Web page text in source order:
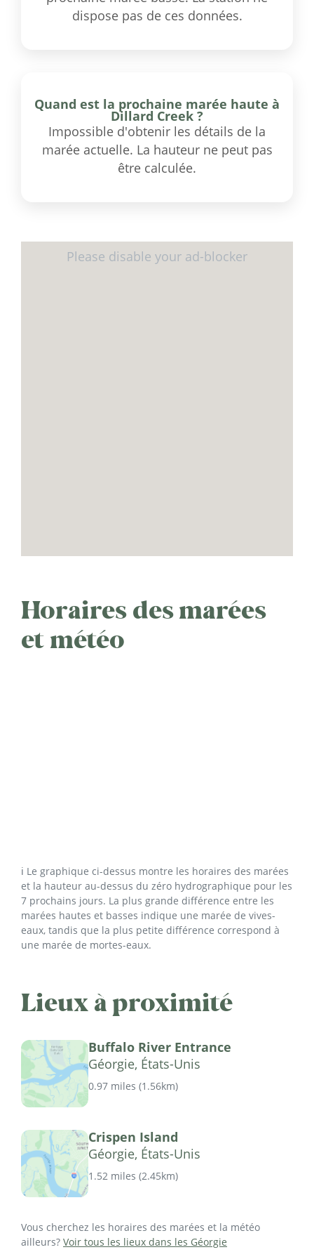
dispose pas de ces données.
Quand est la prochaine marée haute à
Dillard Creek ?
Impossible d'obtenir les détails de la
marée actuelle. La hauteur ne peut pas
être calculée.
Horaires des marées
et météo
ℹ️ Le graphique ci-dessus montre les horaires des marées
et la hauteur au-dessus du zéro hydrographique pour les
7 prochains jours. La plus grande différence entre les
marées hautes et basses indique une marée de vives-
eaux, tandis que la plus petite différence correspond à
une marée de mortes-eaux.
Lieux à proximité
Buffalo River Entrance
Géorgie, États-Unis
0.97 miles (1.56km)
Crispen Island
Géorgie, États-Unis
1.52 miles (2.45km)
Vous cherchez les horaires des marées et la météo
ailleurs? Voir tous les lieux dans les Géorgie